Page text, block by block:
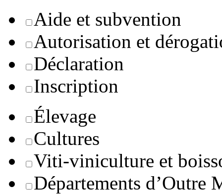
Aide et subvention
Autorisation et
Déclaration
Inscription
Élevage
Cultures
Viti-viniculture et
Départements d’Outre